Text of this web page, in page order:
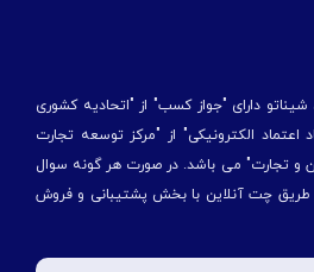
دارای "جواز کسب" از "اتحادیه کشوری
الکترونیکی" از "مركز توسعه تجارت
و تجارت" می باشد. در صورت هر گونه سوال
طریق چت آنلاین با بخش پشتیبانی و فروش